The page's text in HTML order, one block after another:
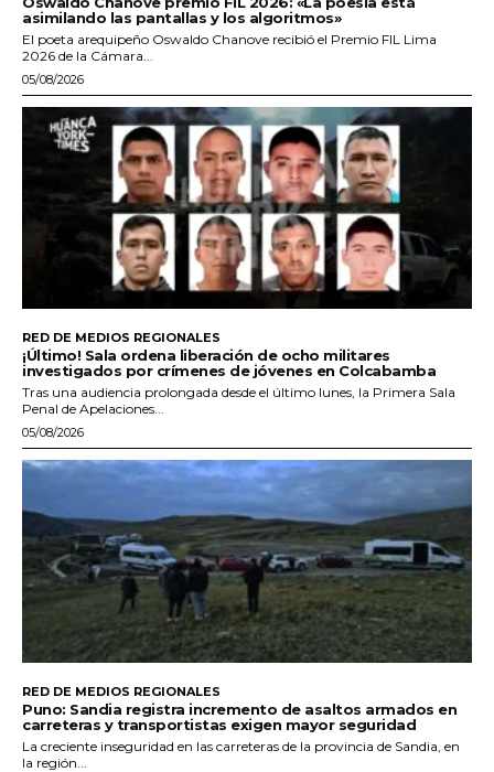
asimilando las pantallas y los algoritmos»
El poeta arequipeño Oswaldo Chanove recibió el Premio FIL Lima
2026 de la Cámara...
05/08/2026
RED DE MEDIOS REGIONALES
¡Último! Sala ordena liberación de ocho militares
investigados por crímenes de jóvenes en Colcabamba
Tras una audiencia prolongada desde el último lunes, la Primera Sala
Penal de Apelaciones...
05/08/2026
RED DE MEDIOS REGIONALES
Puno: Sandia registra incremento de asaltos armados en
carreteras y transportistas exigen mayor seguridad
La creciente inseguridad en las carreteras de la provincia de Sandia, en
la región...